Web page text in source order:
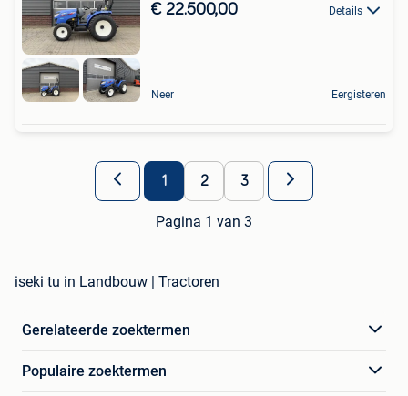
€ 22.500,00 Details
Neer Eergisteren
1 2 3
Pagina 1 van 3
iseki tu in Landbouw | Tractoren
Gerelateerde zoektermen
Populaire zoektermen